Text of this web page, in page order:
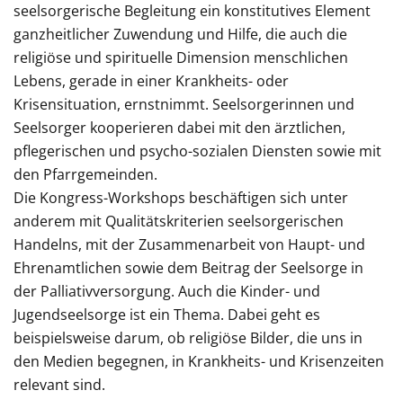
seelsorgerische Begleitung ein konstitutives Element
ganzheitlicher Zuwendung und Hilfe, die auch die
religiöse und spirituelle Dimension menschlichen
Lebens, gerade in einer Krankheits- oder
Krisensituation, ernstnimmt. Seelsorgerinnen und
Seelsorger kooperieren dabei mit den ärztlichen,
pflegerischen und psycho-sozialen Diensten sowie mit
den Pfarrgemeinden.
Die Kongress-Workshops beschäftigen sich unter
anderem mit Qualitätskriterien seelsorgerischen
Handelns, mit der Zusammenarbeit von Haupt- und
Ehrenamtlichen sowie dem Beitrag der Seelsorge in
der Palliativversorgung. Auch die Kinder- und
Jugendseelsorge ist ein Thema. Dabei geht es
beispielsweise darum, ob religiöse Bilder, die uns in
den Medien begegnen, in Krankheits- und Krisenzeiten
relevant sind.